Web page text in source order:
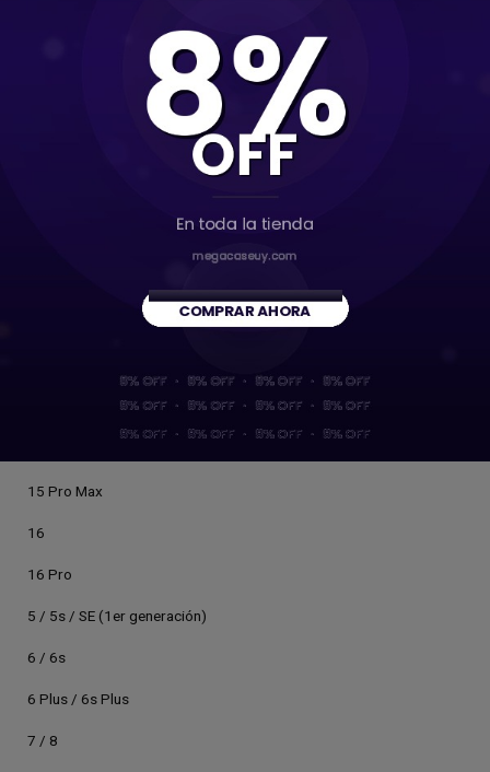
15 Pro Max
16
16 Pro
5 / 5s / SE (1er generación)
6 / 6s
6 Plus / 6s Plus
7 / 8